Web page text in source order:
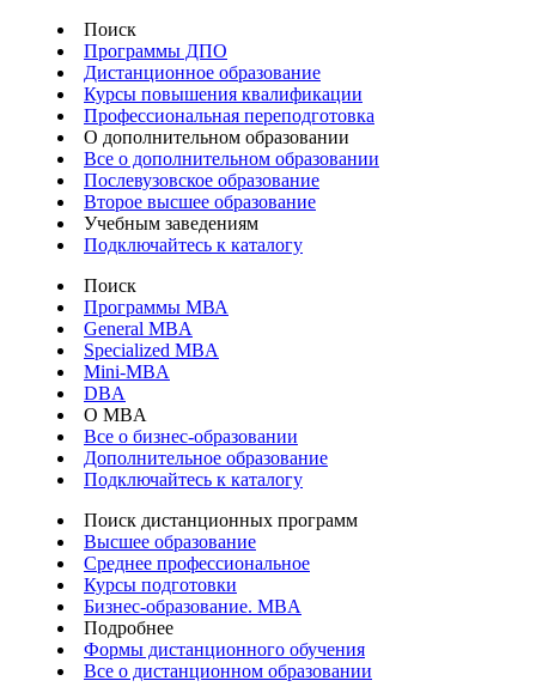
Поиск
Программы ДПО
Дистанционное образование
Курсы повышения квалификации
Профессиональная переподготовка
О дополнительном образовании
Все о дополнительном образовании
Послевузовское образование
Второе высшее образование
Учебным заведениям
Подключайтесь к каталогу
Поиск
Программы МВА
General MBA
Specialized MBA
Mini-MBA
DBA
О MBA
Все о бизнес-образовании
Дополнительное образование
Подключайтесь к каталогу
Поиск дистанционных программ
Высшее образование
Среднее профессиональное
Курсы подготовки
Бизнес-образование. MBA
Подробнее
Формы дистанционного обучения
Все о дистанционном образовании